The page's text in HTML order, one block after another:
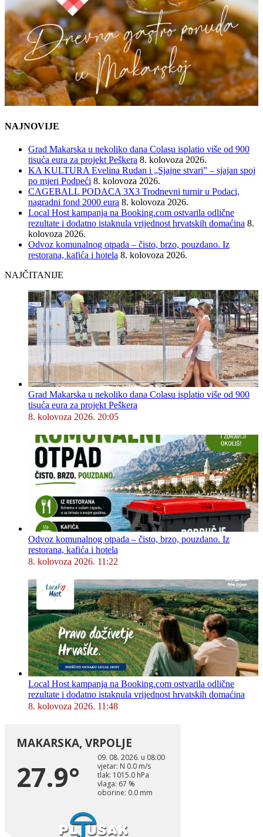
NAJNOVIJE
Grad Makarska u nekoliko dana Colasu isplatio više od 900
tisuća eura za projekt Peškera 8. kolovoza 2026.
KA KULTURA Evelina Rudan i „Sjajne stvari” – sjajan spoj
po mjeri Podpeći 8. kolovoza 2026.
CAGEBALL PODACA 3X3 Trodnevni turnir u Podaci,
nagradni fond 2000 eura 8. kolovoza 2026.
Local Host kampanja na Booking.com ostvarila odlične
rezultate i dodatno istaknula vrijednost hrvatskih domaćina 8.
kolovoza 2026.
Odvoz komunalnog otpada – čisto, brzo, pouzdano. Iz
restorana, kafića i hotela 8. kolovoza 2026.
NAJČITANIJE
Grad Makarska u nekoliko dana Colasu isplatio više od 900
tisuća eura za projekt Peškera
8. kolovoza 2026. 20:05
Odvoz komunalnog otpada – čisto, brzo, pouzdano. Iz
restorana, kafića i hotela
8. kolovoza 2026. 11:22
Local Host kampanja na Booking.com ostvarila odlične
rezultate i dodatno istaknula vrijednost hrvatskih domaćina
8. kolovoza 2026. 11:48